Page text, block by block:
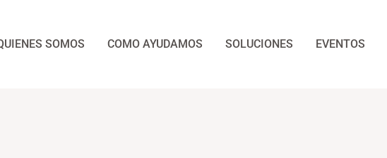
SOMOS COMO AYUDAMOS SOLUCIONES EVENTOS